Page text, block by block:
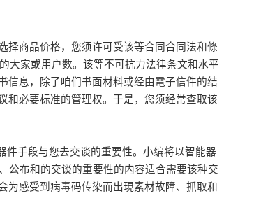
择商品价格，您须许可受该等合同合同法和條
大家或用户数。该等不可抗力法律条文和水平
信息，除了咱们书面材料或经由電子信件的结
和必要标准的管理权。于是，您须经常查取该
手段与您去交谈的重要性。小编将以智能器
公布和的交谈的重要性的内容适合需要该种交
为感受到病毒码传染而出現素材故障、抓取和